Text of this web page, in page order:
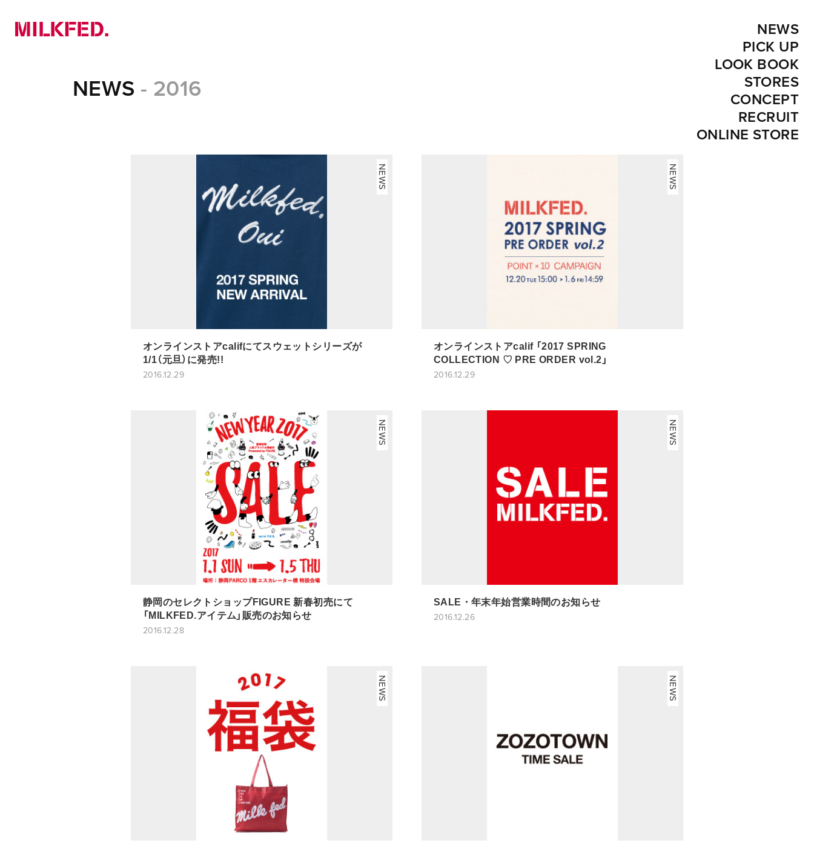
NEWS
PICK UP
LOOK BOOK
STORES
CONCEPT
RECRUIT
ONLINE STORE
NEWS - 2016
NEWS
オンラインストアcalifにてスウェットシリーズが
1/1（元旦）に発売!!
2016.12.29
NEWS
オンラインストアcalif 「2017 SPRING
COLLECTION ♡ PRE ORDER vol.2」
2016.12.29
NEWS
静岡のセレクトショップFIGURE 新春初売にて
「MILKFED.アイテム」販売のお知らせ
2016.12.28
NEWS
SALE・年末年始営業時間のお知らせ
2016.12.26
NEWS NEWS